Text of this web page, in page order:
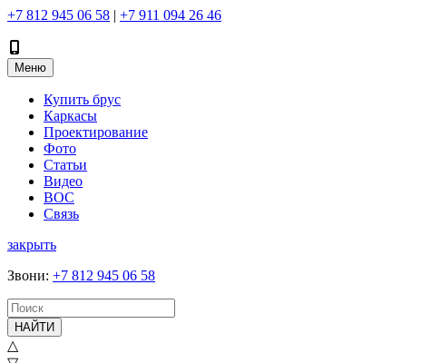
+7 812 945 06 58 | +7 911 094 26 46
Меню
Купить брус
Каркасы
Проектирование
Фото
Статьи
Видео
ВОС
Связь
закрыть
Звони: +7 812 945 06 58
НАЙТИ
△